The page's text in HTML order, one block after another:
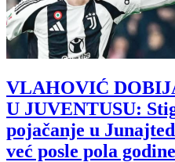
VLAHOVIĆ
U JUVENTUSU:
pojačanje u
već posle pola